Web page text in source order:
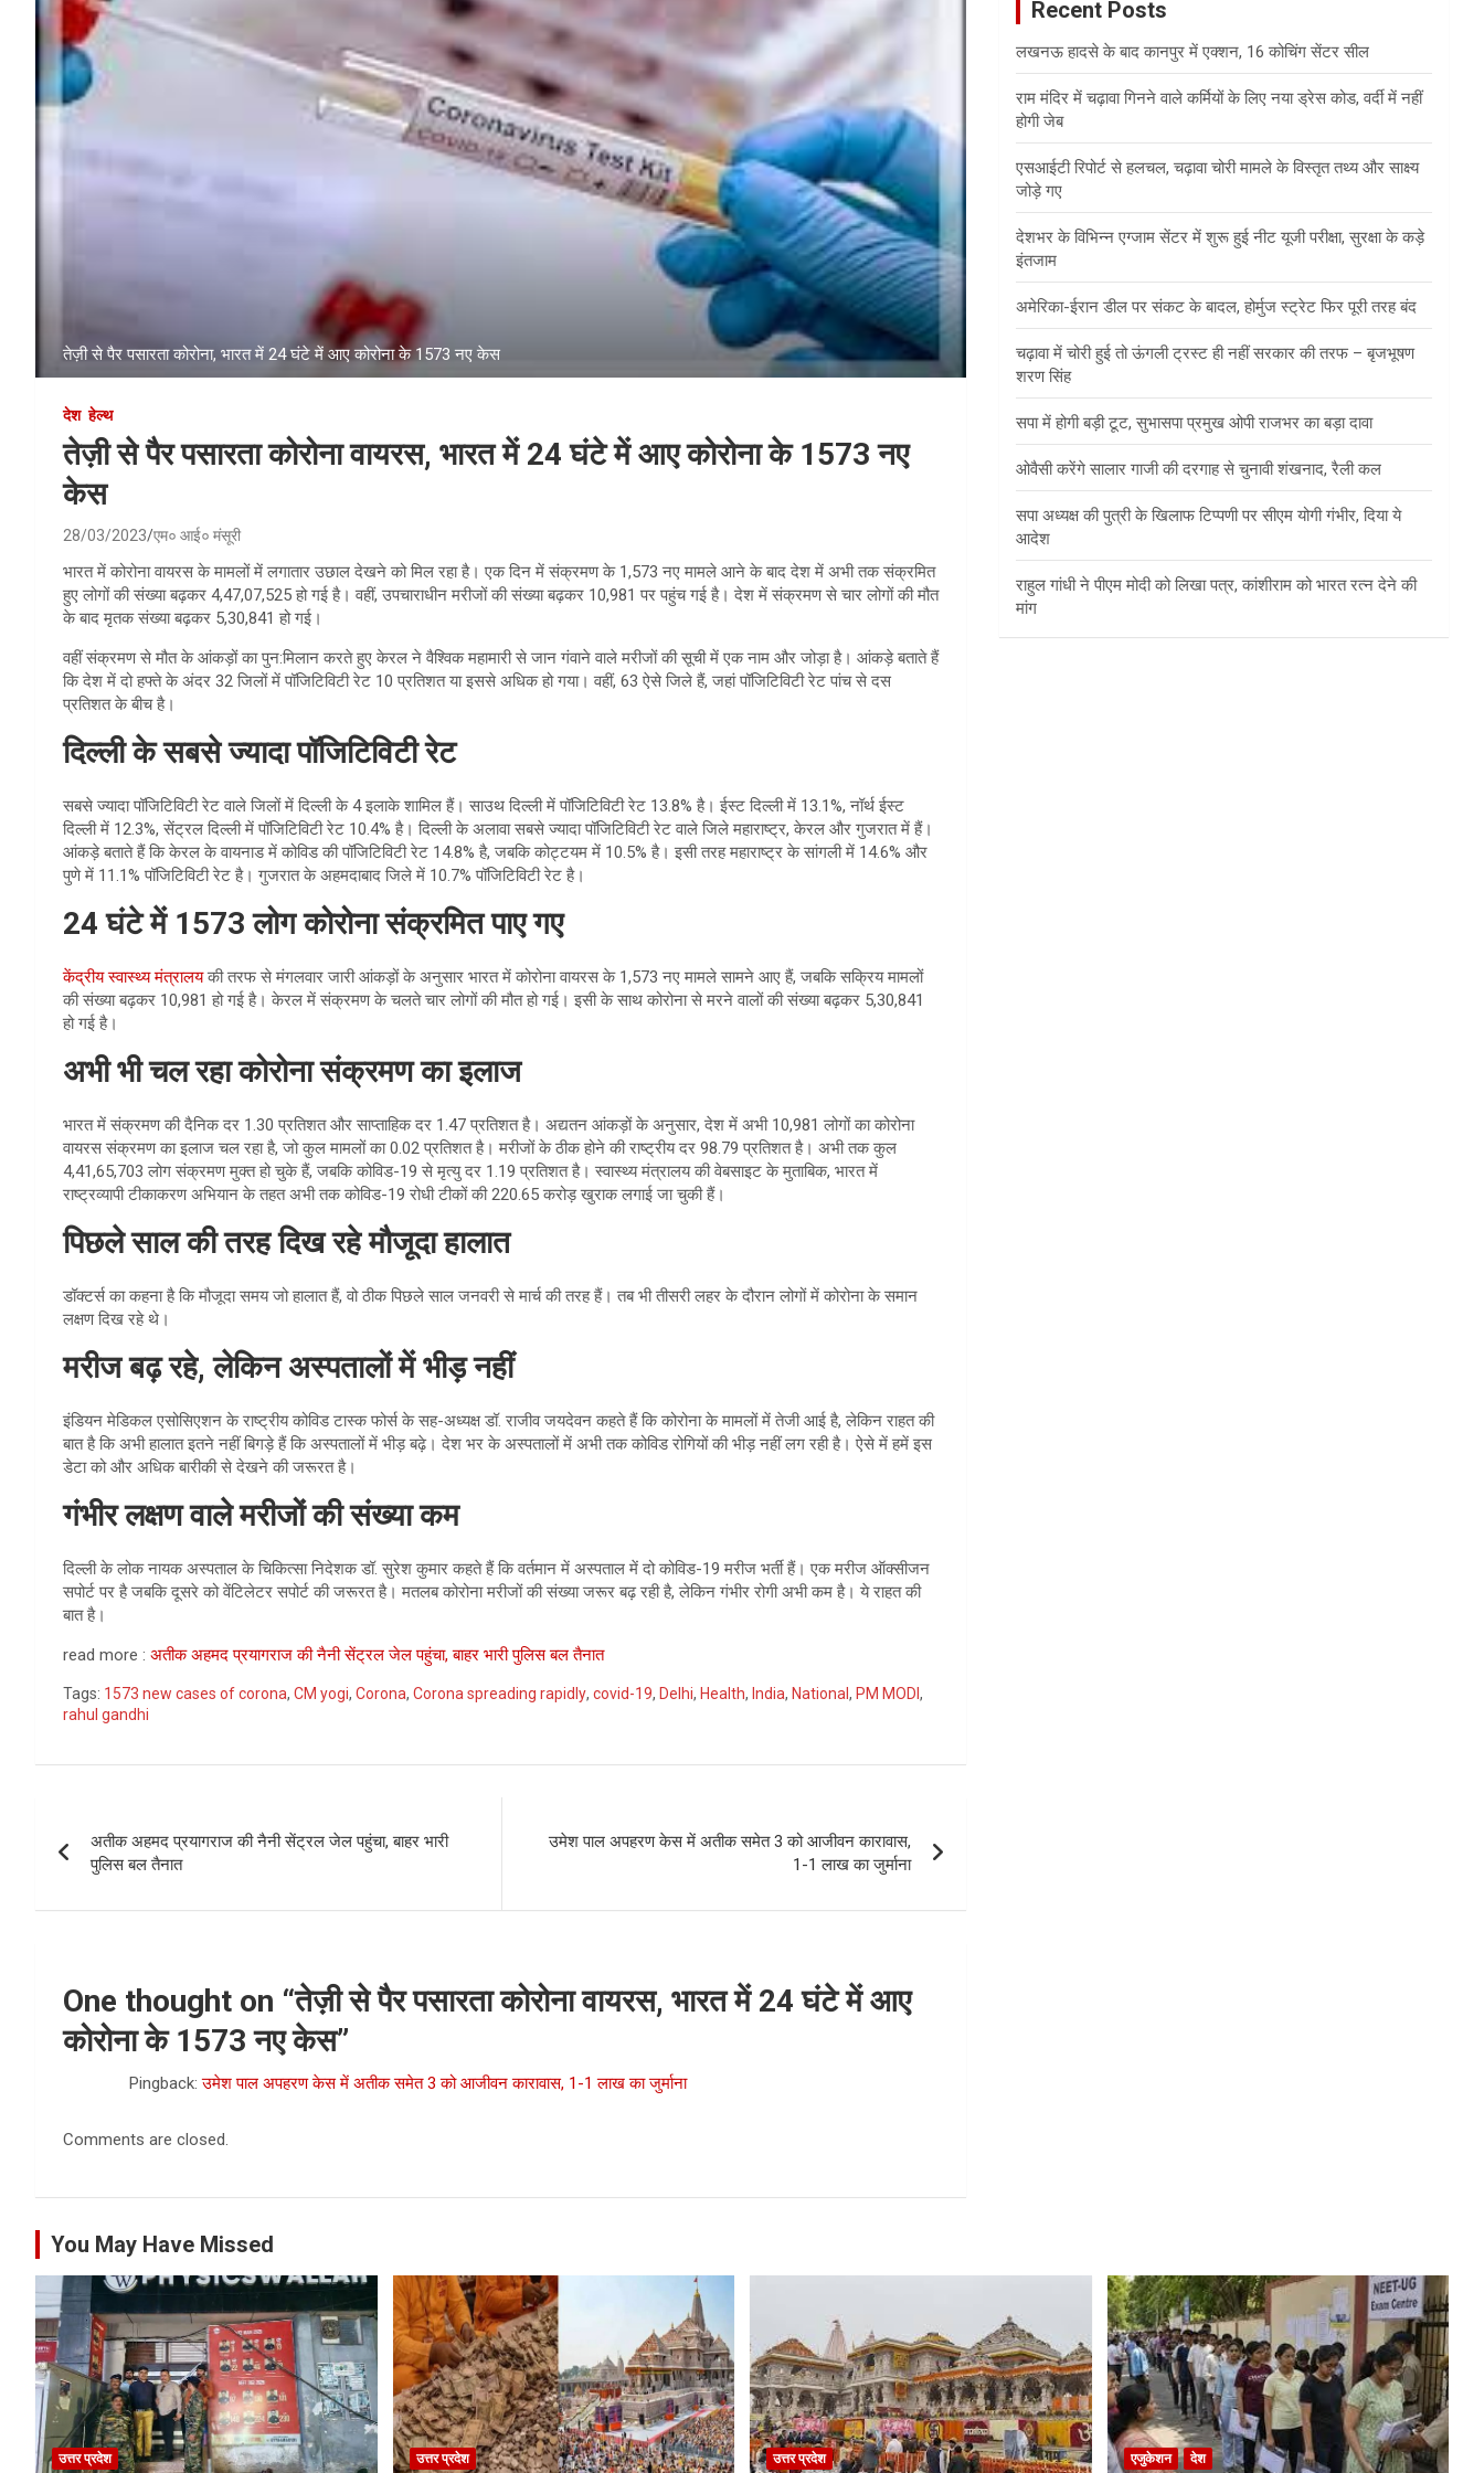
तेज़ी से पैर पसारता कोरोना, भारत में 24 घंटे में आए कोरोना के 1573 नए केस
देश हेल्थ
तेज़ी से पैर पसारता कोरोना वायरस, भारत में 24 घंटे में आए कोरोना के 1573 नए
केस
28/03/2023 एम० आई० मंसूरी
भारत में कोरोना वायरस के मामलों में लगातार उछाल देखने को मिल रहा है। एक दिन में संक्रमण के 1,573 नए मामले आने के बाद देश में अभी तक संक्रमित
हुए लोगों की संख्या बढ़कर 4,47,07,525 हो गई है। वहीं, उपचाराधीन मरीजों की संख्या बढ़कर 10,981 पर पहुंच गई है। देश में संक्रमण से चार लोगों की मौत
के बाद मृतक संख्या बढ़कर 5,30,841 हो गई।
वहीं संक्रमण से मौत के आंकड़ों का पुन:मिलान करते हुए केरल ने वैश्विक महामारी से जान गंवाने वाले मरीजों की सूची में एक नाम और जोड़ा है। आंकड़े बताते हैं
कि देश में दो हफ्ते के अंदर 32 जिलों में पॉजिटिविटी रेट 10 प्रतिशत या इससे अधिक हो गया। वहीं, 63 ऐसे जिले हैं, जहां पॉजिटिविटी रेट पांच से दस
प्रतिशत के बीच है।
दिल्ली के सबसे ज्यादा पॉजिटिविटी रेट
सबसे ज्यादा पॉजिटिविटी रेट वाले जिलों में दिल्ली के 4 इलाके शामिल हैं। साउथ दिल्ली में पॉजिटिविटी रेट 13.8% है। ईस्ट दिल्ली में 13.1%, नॉर्थ ईस्ट
दिल्ली में 12.3%, सेंट्रल दिल्ली में पॉजिटिविटी रेट 10.4% है। दिल्ली के अलावा सबसे ज्यादा पॉजिटिविटी रेट वाले जिले महाराष्ट्र, केरल और गुजरात में हैं।
आंकड़े बताते हैं कि केरल के वायनाड में कोविड की पॉजिटिविटी रेट 14.8% है, जबकि कोट्टयम में 10.5% है। इसी तरह महाराष्ट्र के सांगली में 14.6% और
पुणे में 11.1% पॉजिटिविटी रेट है। गुजरात के अहमदाबाद जिले में 10.7% पॉजिटिविटी रेट है।
24 घंटे में 1573 लोग कोरोना संक्रमित पाए गए
केंद्रीय स्वास्थ्य मंत्रालयकी तरफ से मंगलवार जारी आंकड़ों के अनुसार भारत में कोरोना वायरस के 1,573 नए मामले सामने आए हैं, जबकि सक्रिय मामलों
की संख्या बढ़कर 10,981 हो गई है। केरल में संक्रमण के चलते चार लोगों की मौत हो गई। इसी के साथ कोरोना से मरने वालों की संख्या बढ़कर 5,30,841
हो गई है।
अभी भी चल रहा कोरोना संक्रमण का इलाज
भारत में संक्रमण की दैनिक दर 1.30 प्रतिशत और साप्ताहिक दर 1.47 प्रतिशत है। अद्यतन आंकड़ों के अनुसार, देश में अभी 10,981 लोगों का कोरोना
वायरस संक्रमण का इलाज चल रहा है, जो कुल मामलों का 0.02 प्रतिशत है। मरीजों के ठीक होने की राष्ट्रीय दर 98.79 प्रतिशत है। अभी तक कुल
4,41,65,703 लोग संक्रमण मुक्त हो चुके हैं, जबकि कोविड-19 से मृत्यु दर 1.19 प्रतिशत है। स्वास्थ्य मंत्रालय की वेबसाइट के मुताबिक, भारत में
राष्ट्रव्यापी टीकाकरण अभियान के तहत अभी तक कोविड-19 रोधी टीकों की 220.65 करोड़ खुराक लगाई जा चुकी हैं।
पिछले साल की तरह दिख रहे मौजूदा हालात
डॉक्टर्स का कहना है कि मौजूदा समय जो हालात हैं, वो ठीक पिछले साल जनवरी से मार्च की तरह हैं। तब भी तीसरी लहर के दौरान लोगों में कोरोना के समान
लक्षण दिख रहे थे।
मरीज बढ़ रहे, लेकिन अस्पतालों में भीड़ नहीं
इंडियन मेडिकल एसोसिएशन के राष्ट्रीय कोविड टास्क फोर्स के सह-अध्यक्ष डॉ. राजीव जयदेवन कहते हैं कि कोरोना के मामलों में तेजी आई है, लेकिन राहत की
बात है कि अभी हालात इतने नहीं बिगड़े हैं कि अस्पतालों में भीड़ बढ़े। देश भर के अस्पतालों में अभी तक कोविड रोगियों की भीड़ नहीं लग रही है। ऐसे में हमें इस
डेटा को और अधिक बारीकी से देखने की जरूरत है।
गंभीर लक्षण वाले मरीजों की संख्या कम
दिल्ली के लोक नायक अस्पताल के चिकित्सा निदेशक डॉ. सुरेश कुमार कहते हैं कि वर्तमान में अस्पताल में दो कोविड-19 मरीज भर्ती हैं। एक मरीज ऑक्सीजन
सपोर्ट पर है जबकि दूसरे को वेंटिलेटर सपोर्ट की जरूरत है। मतलब कोरोना मरीजों की संख्या जरूर बढ़ रही है, लेकिन गंभीर रोगी अभी कम है। ये राहत की
बात है।
read more : अतीक अहमद प्रयागराज की नैनी सेंट्रल जेल पहुंचा, बाहर भारी पुलिस बल तैनात
Tags: 1573 new cases of corona, CM yogi, Corona, Corona spreading rapidly, covid-19, Delhi, Health, India, National , PM MODI ,
rahul gandhi
navigation
अतीक अहमद प्रयागराज की नैनी सेंट्रल जेल पहुंचा, बाहर भारी
पुलिस बल तैनात
उमेश पाल अपहरण केस में अतीक समेत 3 को आजीवन कारावास,
1-1 लाख का जुर्माना
One thought on “तेज़ी से पैर पसारता कोरोना वायरस, भारत में 24 घंटे में आए
कोरोना के 1573 नए केस”
Pingback:उमेश पाल अपहरण केस में अतीक समेत 3 को आजीवन कारावास, 1-1 लाख का जुर्माना
Comments are closed.
Recent Posts
लखनऊ हादसे के बाद कानपुर में एक्शन, 16 कोचिंग सेंटर सील
राम मंदिर में चढ़ावा गिनने वाले कर्मियों के लिए नया ड्रेस कोड, वर्दी में नहीं
होगी जेब
एसआईटी रिपोर्ट से हलचल, चढ़ावा चोरी मामले के विस्तृत तथ्य और साक्ष्य
जोड़े गए
देशभर के विभिन्न एग्जाम सेंटर में शुरू हुई नीट यूजी परीक्षा, सुरक्षा के कड़े
इंतजाम
अमेरिका-ईरान डील पर संकट के बादल, होर्मुज स्ट्रेट फिर पूरी तरह बंद
चढ़ावा में चोरी हुई तो ऊंगली ट्रस्ट ही नहीं सरकार की तरफ – बृजभूषण
शरण सिंह
सपा में होगी बड़ी टूट, सुभासपा प्रमुख ओपी राजभर का बड़ा दावा
ओवैसी करेंगे सालार गाजी की दरगाह से चुनावी शंखनाद, रैली कल
सपा अध्यक्ष की पुत्री के खिलाफ टिप्पणी पर सीएम योगी गंभीर, दिया ये
आदेश
राहुल गांधी ने पीएम मोदी को लिखा पत्र, कांशीराम को भारत रत्न देने की
मांग
You May Have Missed
उत्तर प्रदेश उत्तर प्रदेश उत्तर प्रदेश एजुकेशन देश